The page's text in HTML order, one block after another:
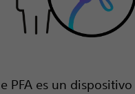
PFA es un